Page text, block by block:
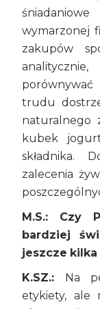
wymarzonej
zakupów
trudu
naturalnego
kubek
składnika.
zalecenia
M.S.: Czy
bardziej
jeszcze
K.SZ.: Na
etykiety, ale